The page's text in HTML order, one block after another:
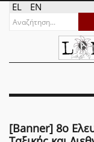
EL EN
[Banner] 8ο